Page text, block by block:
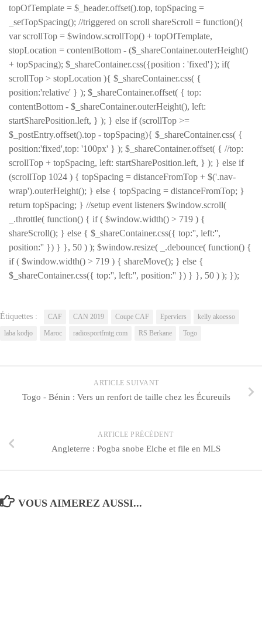
topOfTemplate = $_header.offset().top, topSpacing =
_setTopSpacing(); //triggered on scroll shareScroll = function(){
var scrollTop = $window.scrollTop() + topOfTemplate,
stopLocation = contentBottom - ($_shareContainer.outerHeight()
+ topSpacing); $_shareContainer.css({position : 'fixed'}); if(
scrollTop > stopLocation ){ $_shareContainer.css( {
position:'relative' } ); $_shareContainer.offset( { top:
contentBottom - $_shareContainer.outerHeight(), left:
startSharePosition.left, } ); } else if (scrollTop >=
$_postEntry.offset().top - topSpacing){ $_shareContainer.css( {
position:'fixed',top: '100px' } ); $_shareContainer.offset( { //top:
scrollTop + topSpacing, left: startSharePosition.left, } ); } else if
(scrollTop 1024 ) { topSpacing = distanceFromTop + $('.nav-
wrap').outerHeight(); } else { topSpacing = distanceFromTop; }
return topSpacing; } //setup event listeners $window.scroll(
_.throttle( function() { if ( $window.width() > 719 ) {
shareScroll(); } else { $_shareContainer.css({ top:'', left:'',
position:'' }) } }, 50 ) ); $window.resize( _.debounce( function() {
if ( $window.width() > 719 ) { shareMove(); } else {
$_shareContainer.css({ top:'', left:'', position:'' }) } }, 50 ) ); });
Étiquettes : CAF CAN 2019 Coupe CAF Eperviers
kelly akoesso
laba kodjo
Maroc radiosportfmtg.com RS Berkane Togo
ARTICLE SUIVANT
Togo - Bénin : Vers un renfort de taille chez les Écureuils
ARTICLE PRÉCÉDENT
Angleterre : Pogba snobe Elche et file en MLS
VOUS AIMEREZ AUSSI...